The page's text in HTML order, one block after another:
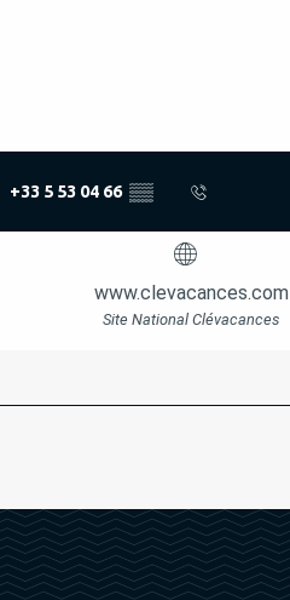
+33 5 53 04 66 ▒▒
www.clevacances.com
Site National Clévacances